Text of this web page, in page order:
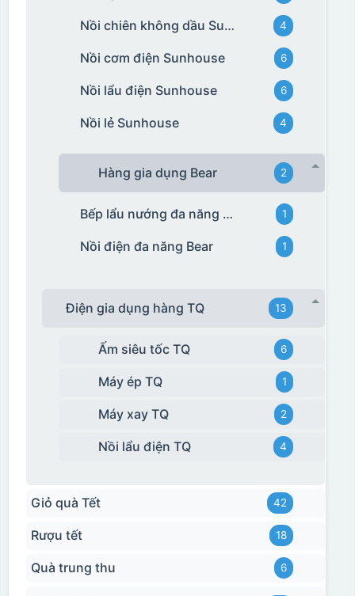
Nồi chiên không dầu Sunhouse 4
Nồi cơm điện Sunhouse 6
Nồi lẩu điện Sunhouse 6
Nồi lẻ Sunhouse 4
Hàng gia dụng Bear 2
Bếp lẩu nướng đa năng Bear 1
Nồi điện đa năng Bear 1
Điện gia dụng hàng TQ 13
Ấm siêu tốc TQ 6
Máy ép TQ 1
Máy xay TQ 2
Nồi lẩu điện TQ 4
Giỏ quà Tết 42
Rượu tết 18
Quà trung thu 6